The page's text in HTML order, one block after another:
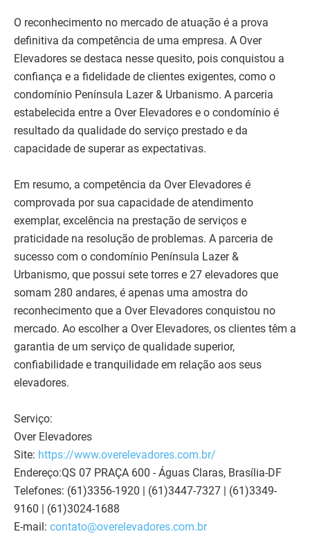
O reconhecimento no mercado de atuação é a prova
definitiva da competência de uma empresa. A Over
Elevadores se destaca nesse quesito, pois conquistou a
confiança e a fidelidade de clientes exigentes, como o
condomínio Península Lazer & Urbanismo. A parceria
estabelecida entre a Over Elevadores e o condomínio é
resultado da qualidade do serviço prestado e da
capacidade de superar as expectativas.
Em resumo, a competência da Over Elevadores é
comprovada por sua capacidade de atendimento
exemplar, excelência na prestação de serviços e
praticidade na resolução de problemas. A parceria de
sucesso com o condomínio Península Lazer &
Urbanismo, que possui sete torres e 27 elevadores que
somam 280 andares, é apenas uma amostra do
reconhecimento que a Over Elevadores conquistou no
mercado. Ao escolher a Over Elevadores, os clientes têm a
garantia de um serviço de qualidade superior,
confiabilidade e tranquilidade em relação aos seus
elevadores.
Serviço:
Over Elevadores
Site: https://www.overelevadores.com.br/
Endereço:QS 07 PRAÇA 600 - Águas Claras, Brasília-DF
Telefones: (61)3356-1920 | (61)3447-7327 | (61)3349-
9160 | (61)3024-1688
E-mail: contato@overelevadores.com.br